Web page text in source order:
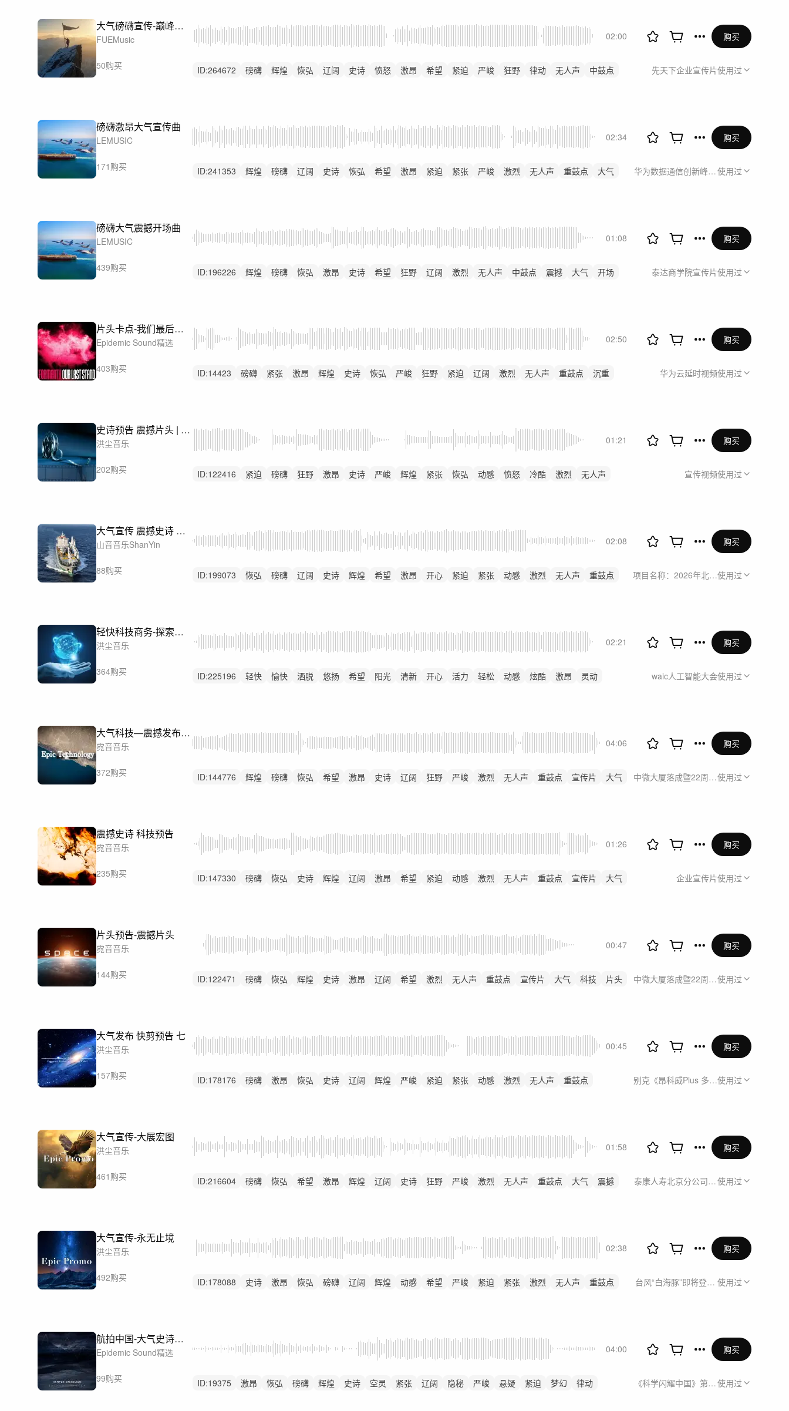
大气磅礴宣传-巅峰挑战（精华版+15s特别结尾）
FUEMusic
50购买
02:00
ID:264672 磅礴 辉煌 恢弘 辽阔 史诗 愤怒 激昂 希望 紧迫 严峻 狂野 律动 无人声
中鼓点
购买
先天下企业宣传片使用过
磅礴激昂大气宣传曲
LEMUSIC
171购买
02:34
ID:241353 辉煌 磅礴 辽阔 史诗 恢弘 希望 激昂 紧迫 紧张 严峻 激烈 无人声 重鼓点
大气
购买
华为数据通信创新峰会2026
使用过
磅礴大气震撼开场曲
LEMUSIC
439购买
01:08
ID:196226 辉煌 磅礴 恢弘 激昂 史诗 希望 狂野 辽阔 激烈 无人声 中鼓点 震撼 大气
开场
购买
泰达商学院宣传片使用过
片头卡点-我们最后一站-Our Last Stand
Epidemic Sound精选
403购买
02:50
ID:14423 磅礴 紧张 激昂 辉煌 史诗 恢弘 严峻 狂野 紧迫 辽阔 激烈 无人声 重鼓点
沉重
购买
华为云延时视频使用过
史诗预告 震撼片头 | 3版本
洪尘音乐
202购买
01:21
ID:122416 紧迫 磅礴 狂野 激昂 史诗 严峻 辉煌 紧张 恢弘 动感 愤怒 冷酷 激烈
无人声
购买
宣传视频使用过
大气宣传 震撼史诗 企业宣传音乐
山音音乐ShanYin
88购买
02:08
ID:199073 恢弘 磅礴 辽阔 史诗 辉煌 希望 激昂 开心 紧迫 紧张 动感 激烈 无人声
重鼓点
购买
项目名称：2026年北京越野BJ30旅行家热
使用过
轻快科技商务-探索未来
洪尘音乐
364购买
02:21
ID:225196 轻快 愉快 洒脱 悠扬 希望 阳光 清新 开心 活力 轻松 动感 炫酷 激昂
灵动
购买
waic人工智能大会使用过
大气科技—震撼发布（70秒/完整版/50秒）
霓音音乐
372购买
04:06
ID:144776 辉煌 磅礴 恢弘 希望 激昂 史诗 辽阔 狂野 严峻 激烈 无人声 重鼓点 宣传片
大气
购买
中微大厦落成暨22周年庆使用过
震撼史诗 科技预告
霓音音乐
235购买
01:26
ID:147330 磅礴 恢弘 史诗 辉煌 辽阔 激昂 希望 紧迫 动感 激烈 无人声 重鼓点 宣传片
大气
购买
企业宣传片使用过
片头预告-震撼片头
霓音音乐
144购买
00:47
ID:122471 磅礴 恢弘 辉煌 史诗 激昂 辽阔 希望 激烈 无人声 重鼓点 宣传片 大气 科技
片头
购买
中微大厦落成暨22周年庆使用过
大气发布 快剪预告 七
洪尘音乐
157购买
00:45
ID:178176 磅礴 激昂 恢弘 史诗 辽阔 辉煌 严峻 紧迫 紧张 动感 激烈 无人声
重鼓点
购买
别克《昂科威Plus 多10%
使用过
大气宣传-大展宏图
洪尘音乐
461购买
01:58
ID:216604 磅礴 恢弘 希望 激昂 辉煌 辽阔 史诗 狂野 严峻 激烈 无人声 重鼓点 大气
震撼
购买
泰康人寿北京分公司宣传视频
使用过
大气宣传-永无止境
洪尘音乐
492购买
02:38
ID:178088 史诗 激昂 恢弘 磅礴 辽阔 辉煌 动感 希望 严峻 紧迫 紧张 激烈 无人声
重鼓点
购买
台风“白海豚”即将登陆 这场紧急消缺赶在
使用过
航拍中国-大气史诗画面-Race against Time
Epidemic Sound精选
99购买
04:00
ID:19375 激昂 恢弘 磅礴 辉煌 史诗 空灵 紧张 辽阔 隐秘 严峻 悬疑 紧迫 梦幻
律动
购买
《科学闪耀中国》第二期使用过